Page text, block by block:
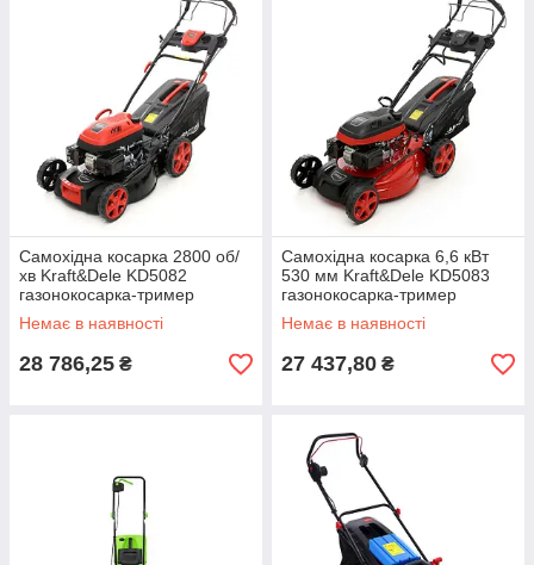
Самохідна косарка 2800 об/
хв Kraft&Dele KD5082
газонокосарка-тример
бензинова
Немає в наявності
28 786,25 ₴
Самохідна косарка 6,6 кВт
530 мм Kraft&Dele KD5083
газонокосарка-тример
бензинова
Немає в наявності
27 437,80 ₴